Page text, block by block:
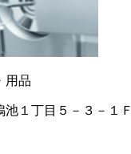
用品
池１丁目５－３－１Ｆ